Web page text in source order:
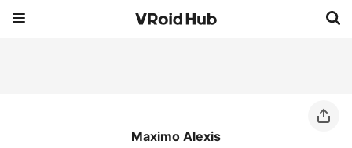
Maximo Alexis